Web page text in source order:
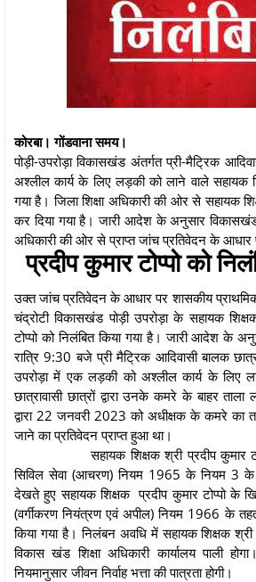
कोरबा। गोंडवाना समय।
पोड़ी-उपरोड़ा विकासखंड अंतर्गत प्री-मैट्रिक
अश्लील कार्य के लिए लड़की को लाने वाले सहायक
गया है। जिला शिक्षा अधिकारी की ओर से सहायक
कर दिया गया है। जारी आदेश के अनुसार विकासखंड
अधिकारी की ओर से प्राप्त जांच प्रतिवेदन के आधार
प्रदीप कुमार टोप्पो को
उक्त जांच प्रतिवेदन के आधार पर शासकीय
चंद्रोटी विकासखंड पोड़ी उपरोड़ा के सहायक
टोप्पो को निलंबित किया गया है। जारी आदेश के
रात्रि 9:30 बजे प्री मैट्रिक आदिवासी बालक
उपरोड़ा में एक लड़की को अश्लील कार्य के लिए
छात्रावासी छात्रों द्वारा उनके कमरे के बाहर
द्वारा 22 जनवरी 2023 को अधीक्षक के कमरे का
जाने का प्रतिवेदन प्राप्त हुआ था।
सहायक शिक्षक श्री प्रदीप कुमार
सिविल सेवा (आचरण) नियम 1965 के नियम 3 के
देखते हुए सहायक शिक्षक प्रदीप कुमार टोप्पो के
(वर्गीकरण नियंत्रण एवं अपील) नियम 1966 के
किया गया है। निलंबन अवधि में सहायक शिक्षक श्री
विकास खंड शिक्षा अधिकारी कार्यालय पाली
नियमानुसार जीवन निर्वाह भत्ता की पात्रता होगी।